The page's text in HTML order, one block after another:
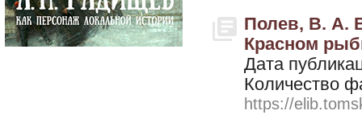
Полев, В. А.
Красном
Дата
Количество
https://